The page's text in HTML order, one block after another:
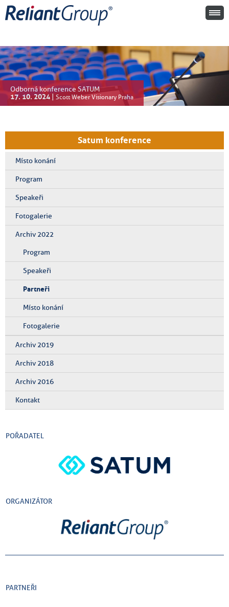
Odborná konference SATUM
17. 10. 2024| Scott Weber Visionary Praha
Satum konference
Místo konání
Program
Speakeři
Fotogalerie
Archiv 2022
Program
Speakeři
Partneři
Místo konání
Fotogalerie
Archiv 2019
Archiv 2018
Archiv 2016
Kontakt
POŘADATEL
ORGANIZÁTOR
PARTNEŘI